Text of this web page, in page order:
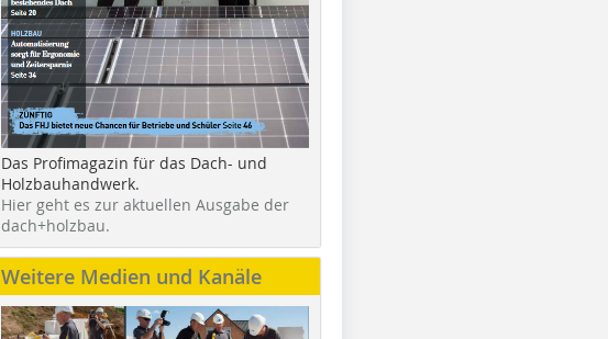
Das Profimagazin für das Dach- und
Holzbauhandwerk.
Hier geht es zur aktuellen Ausgabe der
dach+holzbau.
Weitere Medien und Kanäle